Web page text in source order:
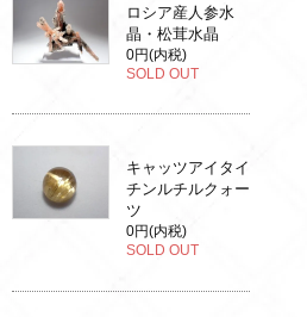
ロシア産人参水
晶・松茸水晶
0円(内税)
SOLD OUT
キャッツアイタイ
チンルチルクォー
ツ
0円(内税)
SOLD OUT